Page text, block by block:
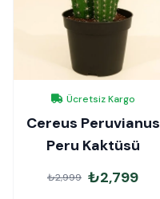
Ücretsiz Kargo
Cereus Peruvianus
Peru Kaktüsü
₺2,999 ₺2,799